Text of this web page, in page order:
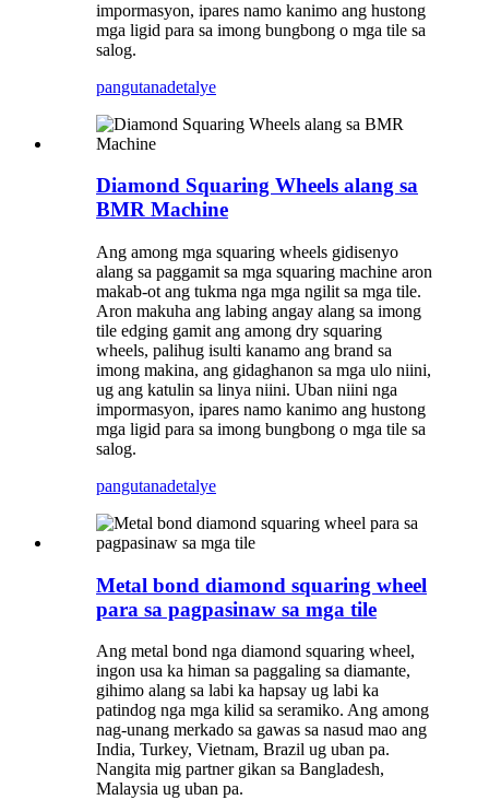
impormasyon, ipares namo kanimo ang hustong
mga ligid para sa imong bungbong o mga tile sa
salog.
pangutanadetalye
Diamond Squaring Wheels alang sa
BMR Machine
Ang among mga squaring wheels gidisenyo
alang sa paggamit sa mga squaring machine aron
makab-ot ang tukma nga mga ngilit sa mga tile.
Aron makuha ang labing angay alang sa imong
tile edging gamit ang among dry squaring
wheels, palihug isulti kanamo ang brand sa
imong makina, ang gidaghanon sa mga ulo niini,
ug ang katulin sa linya niini. Uban niini nga
impormasyon, ipares namo kanimo ang hustong
mga ligid para sa imong bungbong o mga tile sa
salog.
pangutanadetalye
Metal bond diamond squaring wheel
para sa pagpasinaw sa mga tile
Ang metal bond nga diamond squaring wheel,
ingon usa ka himan sa paggaling sa diamante,
gihimo alang sa labi ka hapsay ug labi ka
patindog nga mga kilid sa seramiko. Ang among
nag-unang merkado sa gawas sa nasud mao ang
India, Turkey, Vietnam, Brazil ug uban pa.
Nangita mig partner gikan sa Bangladesh,
Malaysia ug uban pa.